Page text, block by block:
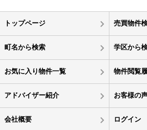
トップページ 売買物件
町名から検索 学区から
お気に入り物件一覧 物件閲覧
アドバイザー紹介 お客様の
会社概要 ログイン